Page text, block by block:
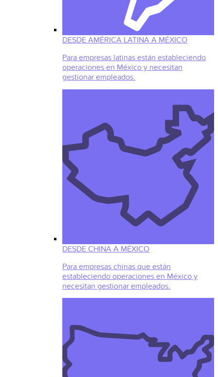
DESDE AMÉRICA LATINA A MÉXICO
Para empresas latinas están estableciendo
operaciones en México y necesitan
gestionar empleados.
DESDE CHINA A MÉXICO
Para empresas chinas que están
estableciendo operaciones en México y
necesitan gestionar empleados.